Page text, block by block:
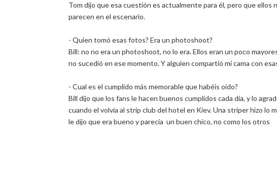
Tom dijo que esa cuestión es actualmente para él, pero que ellos
parecen en el escenario.
- Quien tomó esas fotos? Era un photoshoot?
Bill: no no era un photoshoot, no lo era. Ellos eran un poco
no sucedió en ese momento. Y alguien compartió mi cama con
- Cual es el cumplido más memorable que habéis oido?
Bill dijo que los fans le hacen buenos cumplidos cada día, y lo
cuando el volvía al strip club del hotel en Kiev. Una striper hizo lo
le dijo que era bueno y parecía un buen chico, no como los otros